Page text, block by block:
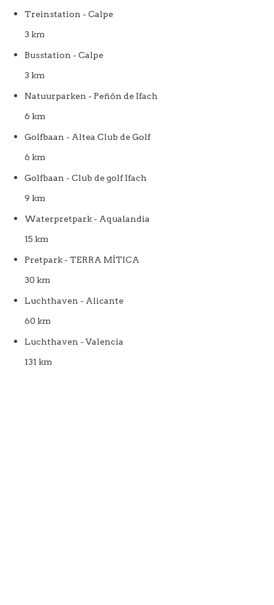
Treinstation - Calpe
3 km
Busstation - Calpe
3 km
Natuurparken - Peñón de Ifach
6 km
Golfbaan - Altea Club de Golf
6 km
Golfbaan - Club de golf Ifach
9 km
Waterpretpark - Aqualandia
15 km
Pretpark - TERRA MÍTICA
30 km
Luchthaven - Alicante
60 km
Luchthaven - Valencia
131 km